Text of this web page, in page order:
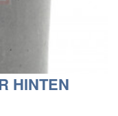
HINTEN